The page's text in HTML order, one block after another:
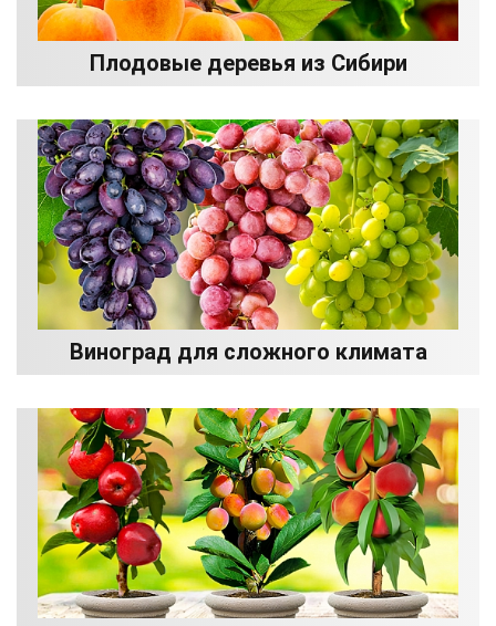
Плодовые деревья из Сибири
Виноград для сложного климата